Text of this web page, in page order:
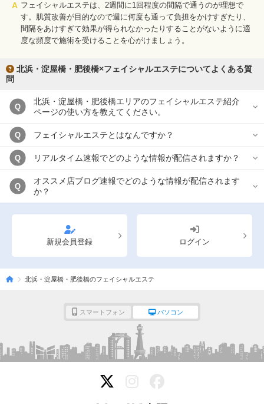
A フェイシャルエステは、2週間に1回程度の間隔で通うのが理想で
す。肌質改善が目的なので週に何度も通って負担をかけすぎたり、
間隔をあけすぎて効果が得られなかったりすることがないように適
度な頻度で施術を受けることを心がけましょう。
北浜・淀屋橋・肥後橋×フェイシャルエステについてよくある質
問
Q
北浜・淀屋橋・肥後橋エリアのフェイシャルエステ紹介
ページの使い方を教えてください。
Q フェイシャルエステとはなんですか？
Q リアルタイム速報でどのような情報が配信されますか？
Q
オススメ店ブログ速報でどのような情報が配信されます
か？
新規会員登録 ログイン
北浜・淀屋橋・肥後橋のフェイシャルエステ
スマートフォン パソコン